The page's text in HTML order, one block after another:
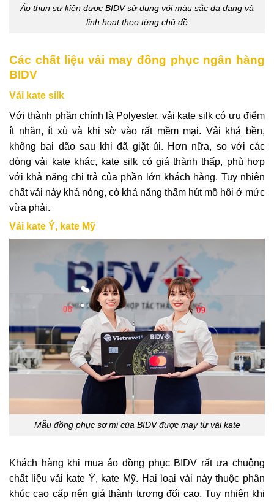
Áo thun sự kiện được BIDV sử dụng với màu sắc đa dạng và
linh hoạt theo từng chủ đề
Các chất liệu vải may đồng phục ngân hàng
BIDV
Vải kate silk
Với thành phần chính là Polyester, vải kate silk có ưu điểm
ít nhăn, ít xù và khi sờ vào rất mềm mại. Vải khá bền,
không bai dão sau khi đã giặt ủi. Hơn nữa, so với các
dòng vải kate khác, kate silk có giá thành thấp, phù hợp
với khả năng chi trả của phần lớn khách hàng. Tuy nhiên
chất vải này khá nóng, có khả năng thấm hút mồ hôi ở mức
vừa phải.
Vải kate Ý, kate Mỹ
Mẫu đồng phục sơ mi của BIDV được may từ vải kate
Khách hàng khi mua áo đồng phục BIDV rất ưa chuộng
chất liệu vải kate Ý, kate Mỹ. Hai loại vải này thuộc phân
khúc cao cấp nên giá thành tương đối cao. Tuy nhiên khi